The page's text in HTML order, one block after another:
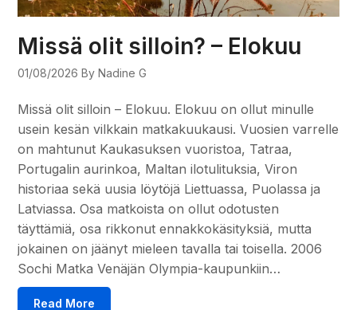
Missä olit silloin? – Elokuu
01/08/2026 By Nadine G
Missä olit silloin – Elokuu. Elokuu on ollut minulle
usein kesän vilkkain matkakuukausi. Vuosien varrelle
on mahtunut Kaukasuksen vuoristoa, Tatraa,
Portugalin aurinkoa, Maltan ilotulituksia, Viron
historiaa sekä uusia löytöjä Liettuassa, Puolassa ja
Latviassa. Osa matkoista on ollut odotusten
täyttämiä, osa rikkonut ennakkokäsityksiä, mutta
jokainen on jäänyt mieleen tavalla tai toisella. 2006
Sochi Matka Venäjän Olympia-kaupunkiin…
Read More